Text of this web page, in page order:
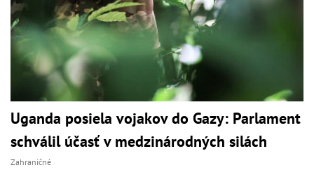
Uganda posiela vojakov do Gazy: Parlament
schválil účasť v medzinárodných silách
Zahraničné